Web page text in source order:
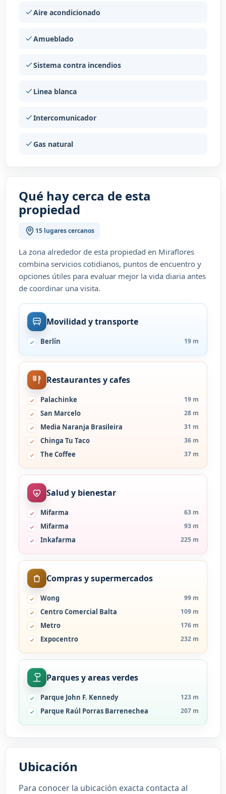
Aire acondicionado
Amueblado
Sistema contra incendios
Linea blanca
Intercomunicador
Gas natural
Qué hay cerca de esta
propiedad
15 lugares cercanos
La zona alrededor de esta propiedad en Miraflores
combina servicios cotidianos, puntos de encuentro y
opciones útiles para evaluar mejor la vida diaria antes
de coordinar una visita.
Movilidad y transporte
Berlín 19 m
Restaurantes y cafes
Palachinke 19 m
San Marcelo 28 m
Media Naranja Brasileira 31 m
Chinga Tu Taco 36 m
The Coffee 37 m
Salud y bienestar
Mifarma 63 m
Mifarma 93 m
Inkafarma 225 m
Compras y supermercados
Wong 99 m
Centro Comercial Balta 109 m
Metro 176 m
Expocentro 232 m
Parques y areas verdes
Parque John F. Kennedy 123 m
Parque Raúl Porras Barrenechea 207 m
Ubicación
Para conocer la ubicación exacta contacta al